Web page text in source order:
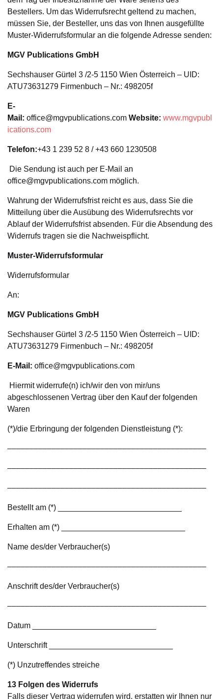
Bestellers. Um das Widerrufsrecht geltend zu machen,
müssen Sie, der Besteller, uns das von Ihnen ausgefüllte
Muster-Widerrufsformular an die folgende Adresse senden:
MGV Publications GmbH
Sechshauser Gürtel 3 /2-5 1150 Wien Österreich – UID:
ATU73631279 Firmenbuch – Nr.: 498205f
E-
Mail: office@mgvpublications.com Website: www.mgvpubl
ications.com
Telefon:+43 1 239 52 8 / +43 660 1230508
Die Sendung ist auch per E-Mail an
office@mgvpublications.com möglich.
Wahrung der Widerrufsfrist reicht es aus, dass Sie die
Mitteilung über die Ausübung des Widerrufsrechts vor
Ablauf der Widerrufsfrist absenden. Für die Absendung des
Widerrufs tragen sie die Nachweispflicht.
Muster-Widerrufsformular
Widerrufsformular
An:
MGV Publications GmbH
Sechshauser Gürtel 3 /2-5 1150 Wien Österreich – UID:
ATU73631279 Firmenbuch – Nr.: 498205f
E-Mail: office@mgvpublications.com
Hiermit widerrufe(n) ich/wir den von mir/uns
abgeschlossenen Vertrag über den Kauf der folgenden
Waren
(*)/die Erbringung der folgenden Dienstleistung (*):
–––––––––––––––––––––––––––––––––––––––––––––
–––––––––––––––––––––––––––––––––––––––––––––
–––––––––––––––––––––––––––––––––––––––––––––
Bestellt am (*) ____________________________
Erhalten am (*) ____________________________
Name des/der Verbraucher(s)
–––––––––––––––––––––––––––––––––––––––––––––
Anschrift des/der Verbraucher(s)
–––––––––––––––––––––––––––––––––––––––––––––
Datum ____________________________
Unterschrift ____________________________
(*) Unzutreffendes streiche
13 Folgen des Widerrufs
Falls dieser Vertrag widerrufen wird, erstatten wir Ihnen nur